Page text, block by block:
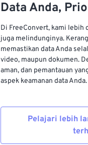
Data Anda,
Di FreeConvert, kami lebih
juga melindunginya.
memastikan data Anda
video, maupun dokumen.
aman, dan pemantauan
aspek keamanan data Anda.
Pelajari lebih